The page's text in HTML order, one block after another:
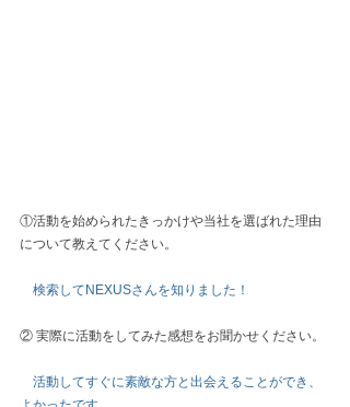
①活動を始められたきっかけや当社を選ばれた理由
について教えてください。
検索してNEXUSさんを知りました！
② 実際に活動をしてみた感想をお聞かせください。
活動してすぐに素敵な方と出会えることができ、